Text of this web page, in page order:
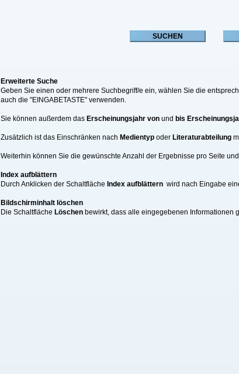
Erweiterte Suche
Geben Sie einen oder mehrere Suchbegriff/e ein, wählen Sie die
auch die "EINGABETASTE" verwenden.
Sie können außerdem das Erscheinungsjahr von und bis
Zusätzlich ist das Einschränken nach Medientyp oder Literaturabteilung
Weiterhin können Sie die gewünschte Anzahl der Ergebnisse pro Seite
Index aufblättern
Durch Anklicken der Schaltfläche Index aufblättern wird nach Eingabe
Bildschirminhalt löschen
Die Schaltfläche Löschen bewirkt, dass alle eingegebenen Informationen